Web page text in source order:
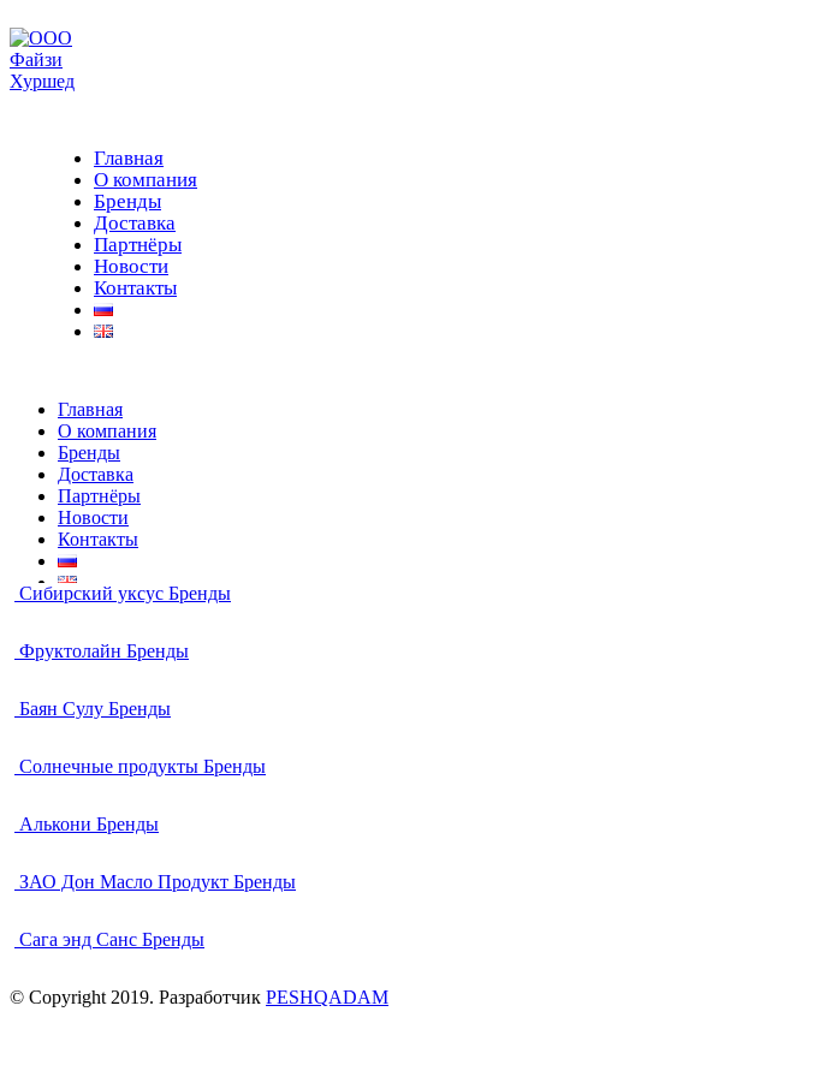
Главная
О компания
Бренды
Доставка
Партнёры
Новости
Контакты
Главная
О компания
Бренды
Доставка
Партнёры
Новости
Контакты
Сибирский уксус Бренды
Фруктолайн Бренды
Баян Сулу Бренды
Солнечные продукты Бренды
Алькони Бренды
ЗАО Дон Масло Продукт Бренды
Сага энд Санс Бренды
© Copyright 2019. Разработчик PESHQADAM